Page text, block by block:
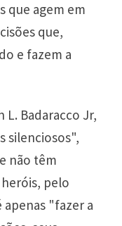
que agem em
que,
e fazem a
L. Badaracco Jr,
silenciosos",
não têm
pelo
"fazer a